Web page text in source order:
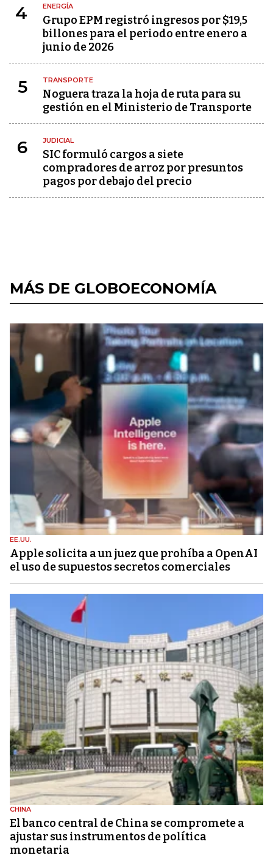
4 ENERGÍA
Grupo EPM registró ingresos por $19,5
billones para el periodo entre enero a
junio de 2026
5 TRANSPORTE
Noguera traza la hoja de ruta para su
gestión en el Ministerio de Transporte
6 JUDICIAL
SIC formuló cargos a siete
compradores de arroz por presuntos
pagos por debajo del precio
MÁS DE GLOBOECONOMÍA
EE.UU.
Apple solicita a un juez que prohíba a OpenAI
el uso de supuestos secretos comerciales
CHINA
El banco central de China se compromete a
ajustar sus instrumentos de política
monetaria